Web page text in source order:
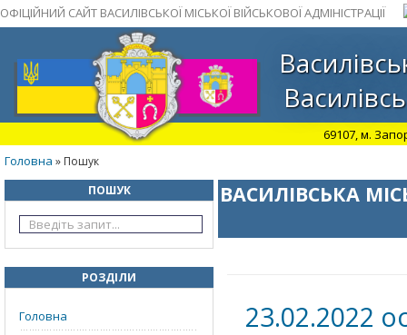
ОФІЦІЙНИЙ САЙТ ВАСИЛІВСЬКОЇ МІСЬКОЇ ВІЙСЬКОВОЇ АДМІНІСТРАЦІЇ
69107, м.
Головна » Пошук
ПОШУК
РОЗДІЛИ
Головна
ВАСИЛІВСЬКА
23.02.2022